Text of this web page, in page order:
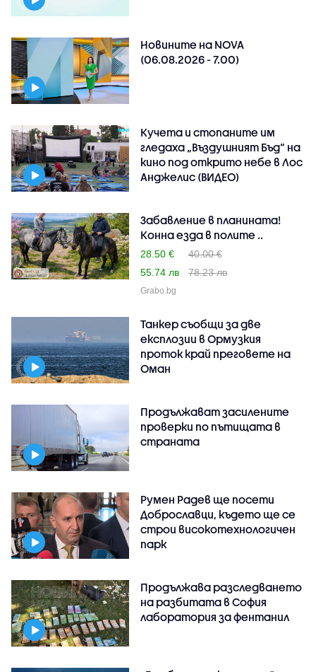
Новините на NOVA
(06.08.2026 - 7.00)
Кучета и стопаните им
гледаха „Въздушният Бъд“ на
кино под открито небе в Лос
Анджелис (ВИДЕО)
Забавление в планината!
Конна езда в полите ..
28.50 €
40.00 €
55.74 лв
78.23 лв
Grabo.bg
Танкер съобщи за две
експлозии в Ормузкия
проток край преговете на
Оман
Продължават засилените
проверки по пътищата в
страната
Румен Радев ще посети
Доброславци, където ще се
строи високотехнологичен
парк
Продължава разследването
на разбитата в София
лаборатория за фентанил